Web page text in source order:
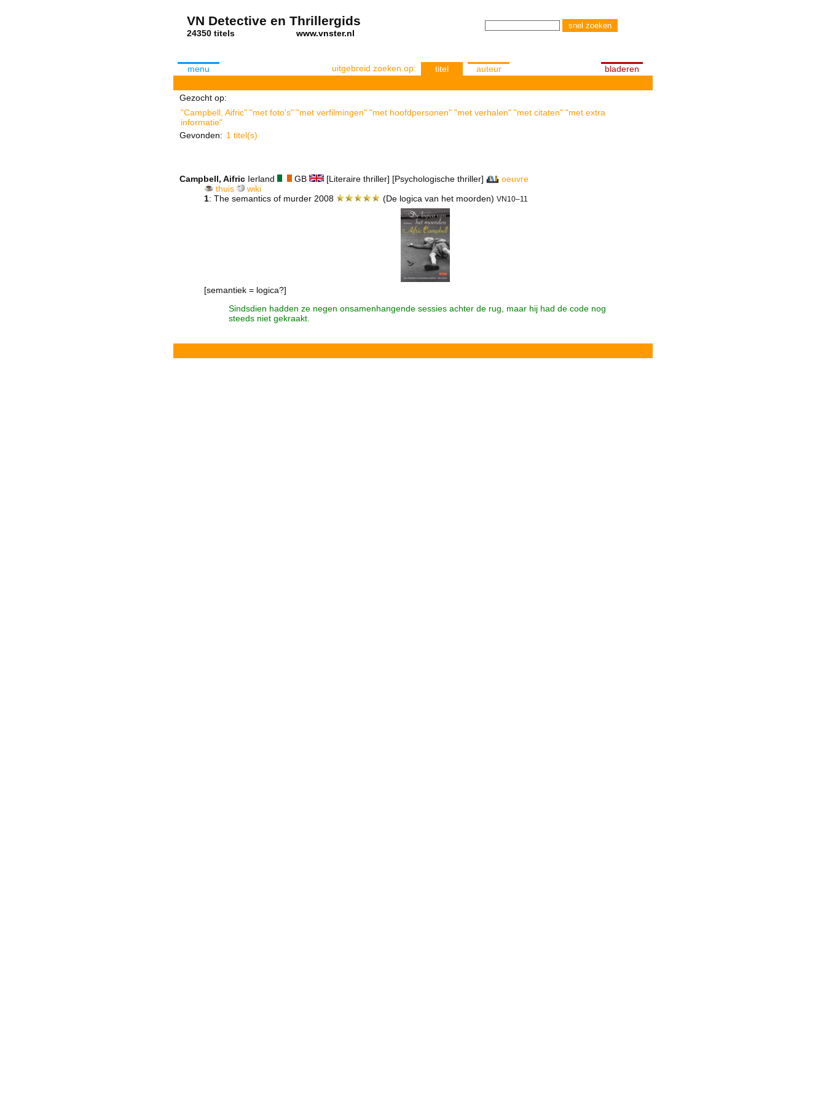
VN Detective en Thrillergids
24350 titels www.vnster.nl
menu uitgebreid zoeken op: titel auteur bladeren
Gezocht op:
"Campbell, Aifric" "met foto's" "met verfilmingen" "met hoofdpersonen" "met verhalen" "met citaten" "met extra
informatie"
Gevonden: 1 titel(s)
Campbell, Aifric Ierland GB [Literaire thriller] [Psychologische thriller]
oeuvre
thuis
wiki
1: The semantics of murder 2008 (De logica van het moorden)VN10–11
[semantiek = logica?]
Sindsdien hadden ze negen onsamenhangende sessies achter de rug, maar hij had de code nog
steeds niet gekraakt.